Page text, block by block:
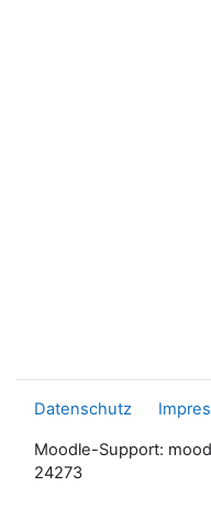
Datenschutz
Moodle-Support:
24273